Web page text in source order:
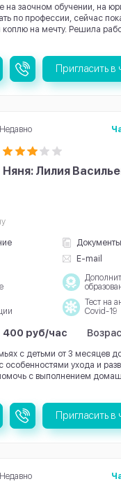
на заочном обучении, на
по профессии, сейчас
на мечту. Решила
Пригласить в
Няня: Лилия
Документы
E-mail
Тест на
Covid-19
400 руб/час
с детьми от 3 месяцев
особенностями ухода и
с выполнением
Пригласить в